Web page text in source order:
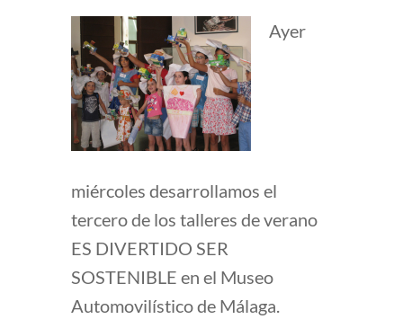
Ayer
miércoles desarrollamos el
tercero de los talleres de verano
ES DIVERTIDO SER
SOSTENIBLE en el Museo
Automovilístico de Málaga.